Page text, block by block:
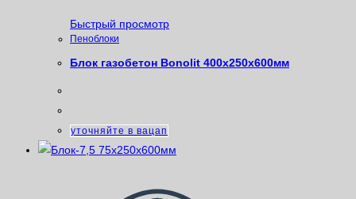
Быстрый просмотр
Пеноблоки
Блок газобетон Bonolit 400х250х600мм
уточняйте в вацап